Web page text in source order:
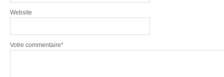
Website
Votre commentaire*